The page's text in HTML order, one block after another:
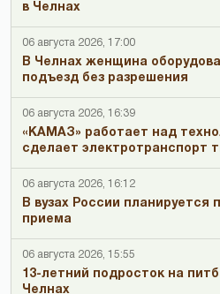
в Челнах
06 августа 2026, 17:00
В Челнах женщина
подъезд без разрешения
06 августа 2026, 16:39
«КАМАЗ» работает над
сделает электротранспорт
06 августа 2026, 16:12
В вузах России планируется
приема
06 августа 2026, 15:55
13-летний подросток на
Челнах